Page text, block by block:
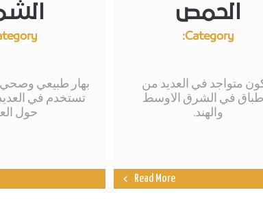
بهار طبيعي
تستخدم في
حول
الحمص
Category:
متواجد في العديد من
في الشرق الاوسط
والهند.
Read More